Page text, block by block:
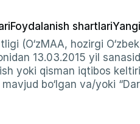
Foydalanish shartlari
(O‘zMAA, hozirgi
13.03.2015 yil
yoki qisman iqtibos
bo‘lgan va/yoki